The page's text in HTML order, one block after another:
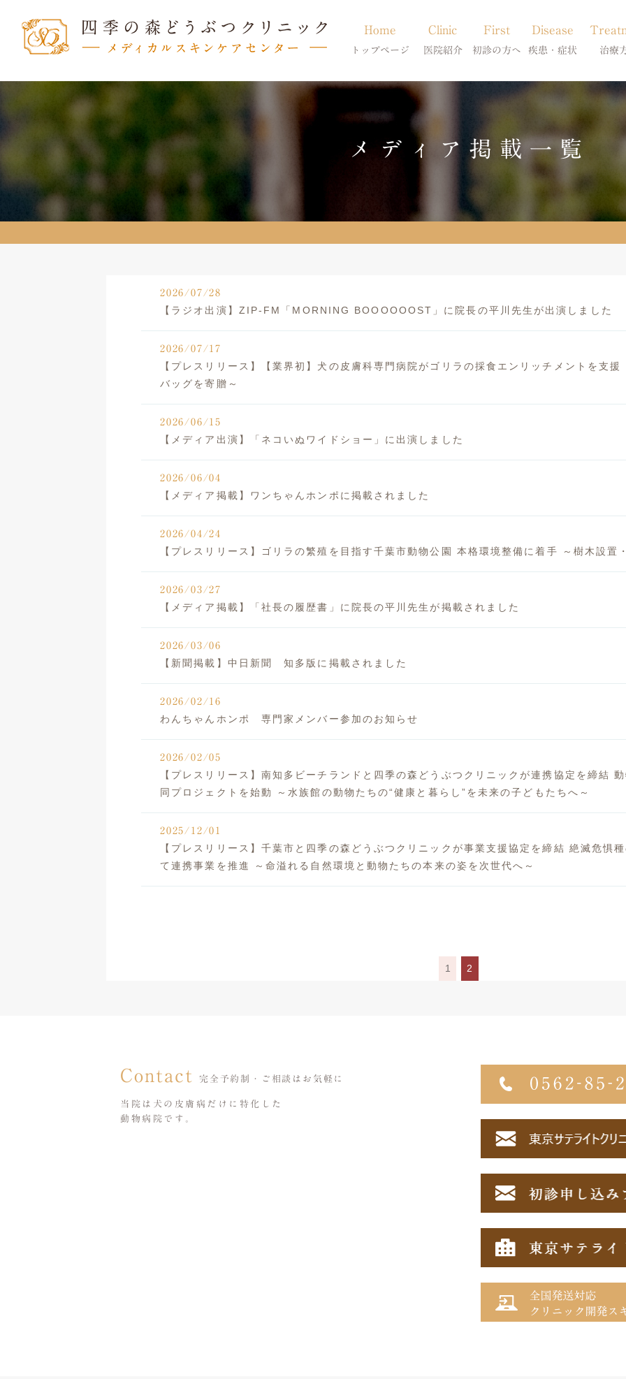
Home
トップページ
Clinic
医院紹介
当院のご紹介
獣医師紹介
First
初診の方へ
初診の方へ
Disease
疾患・症状
アトピー・アレルギー
膿皮症・脂漏症
脱毛症・アロペシアX
アポキルが効かない皮膚病
治療
体質改善・食
メディア掲載一覧
2026/07/28
【ラジオ出演】ZIP-FM「MORNING BOOOOOOST」に院長の平川先生が出演しました
2026/07/17
【プレスリリース】【業界初】犬の皮膚科専門病院がゴリラの採食エンリッチメントを支
バッグを寄贈～
2026/06/15
【メディア出演】「ネコいぬワイドショー」に出演しました
2026/06/04
【メディア掲載】ワンちゃんホンポに掲載されました
2026/04/24
【プレスリリース】ゴリラの繁殖を目指す千葉市動物公園 本格環境整備に着手 ～樹木設置
2026/03/27
【メディア掲載】「社長の履歴書」に院長の平川先生が掲載されました
2026/03/06
【新聞掲載】中日新聞 知多版に掲載されました
2026/02/16
わんちゃんホンポ 専門家メンバー参加のお知らせ
2026/02/05
【プレスリリース】南知多ビーチランドと四季の森どうぶつクリニックが連携協定を締結
同プロジェクトを始動 ～水族館の動物たちの“健康と暮らし”を未来の子どもたちへ～
2025/12/01
【プレスリリース】千葉市と四季の森どうぶつクリニックが事業支援協定を締結 絶滅危惧
て連携事業を推進 ～命溢れる自然環境と動物たちの本来の姿を次世代へ～
1 2
Contact 完全予約制・ご相談はお気軽に
当院は犬の皮膚病だけに特化した
動物病院です。